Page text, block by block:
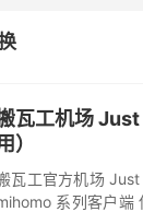
瓦工机场
）
瓦工官方机场
系列客户端